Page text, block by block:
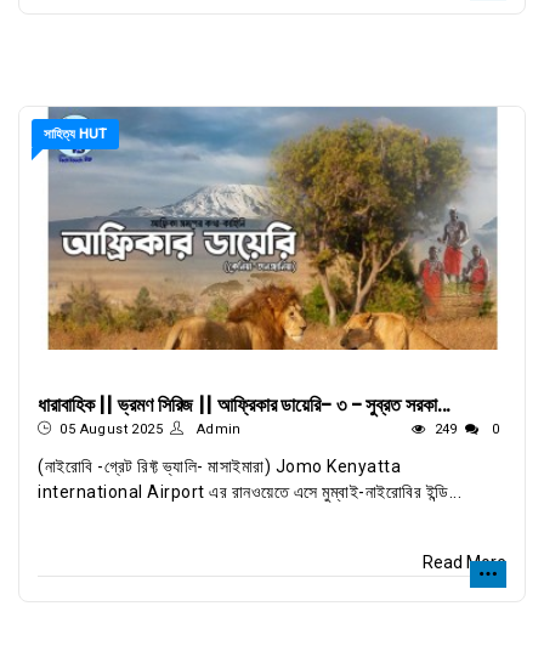
সাহিত্য HUT
ধারাবাহিক || ভ্রমণ সিরিজ || আফ্রিকার ডায়েরি- ৩ - সুব্রত সরকা...
05 August 2025 Admin 249 0
(নাইরোবি -গ্রেট রিফ্ট ভ্যালি- মাসাইমারা) Jomo Kenyatta
international Airport এর রানওয়েতে এসে মুম্বাই-নাইরোবির ইন্ডি...
Read More